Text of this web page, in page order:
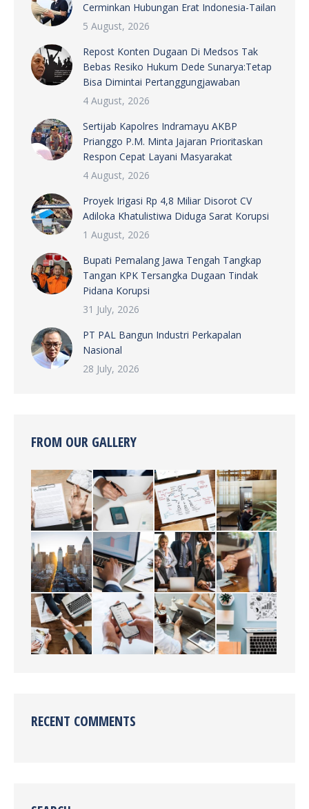
Cerminkan Hubungan Erat Indonesia-Tailan
5 August, 2026
Repost Konten Dugaan Di Medsos Tak
Bebas Resiko Hukum Dede Sunarya:Tetap
Bisa Dimintai Pertanggungjawaban
4 August, 2026
Sertijab Kapolres Indramayu AKBP
Prianggo P.M. Minta Jajaran Prioritaskan
Respon Cepat Layani Masyarakat
4 August, 2026
Proyek Irigasi Rp 4,8 Miliar Disorot CV
Adiloka Khatulistiwa Diduga Sarat Korupsi
1 August, 2026
Bupati Pemalang Jawa Tengah Tangkap
Tangan KPK Tersangka Dugaan Tindak
Pidana Korupsi
31 July, 2026
PT PAL Bangun Industri Perkapalan
Nasional
28 July, 2026
FROM OUR GALLERY
RECENT COMMENTS